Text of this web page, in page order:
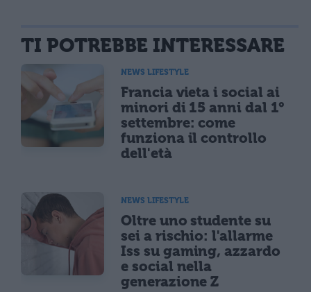
TI POTREBBE INTERESSARE
NEWS LIFESTYLE
Francia vieta i social ai
minori di 15 anni dal 1°
settembre: come
funziona il controllo
dell'età
NEWS LIFESTYLE
Oltre uno studente su
sei a rischio: l'allarme
Iss su gaming, azzardo
e social nella
generazione Z